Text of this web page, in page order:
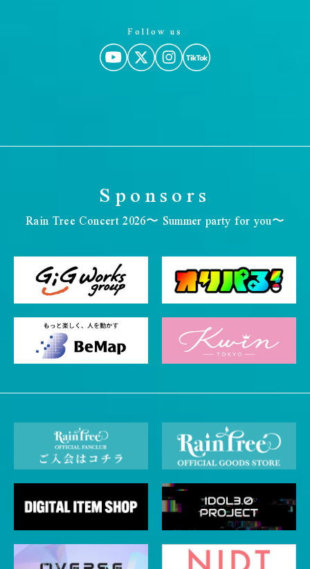
Follow us
Sponsors
Rain Tree Concert 2026〜 Summer party for you〜